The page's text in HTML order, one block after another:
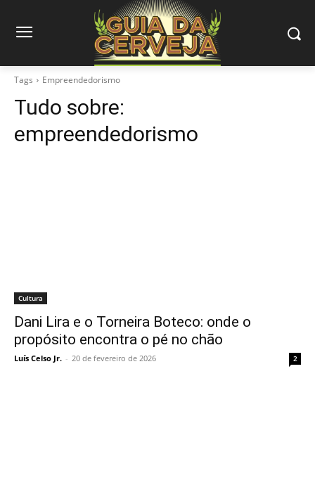
Tags Empreendedorismo
Tudo sobre:
empreendedorismo
Cultura
Dani Lira e o Torneira Boteco: onde o
propósito encontra o pé no chão
Luís Celso Jr. - 20 de fevereiro de 2026 2